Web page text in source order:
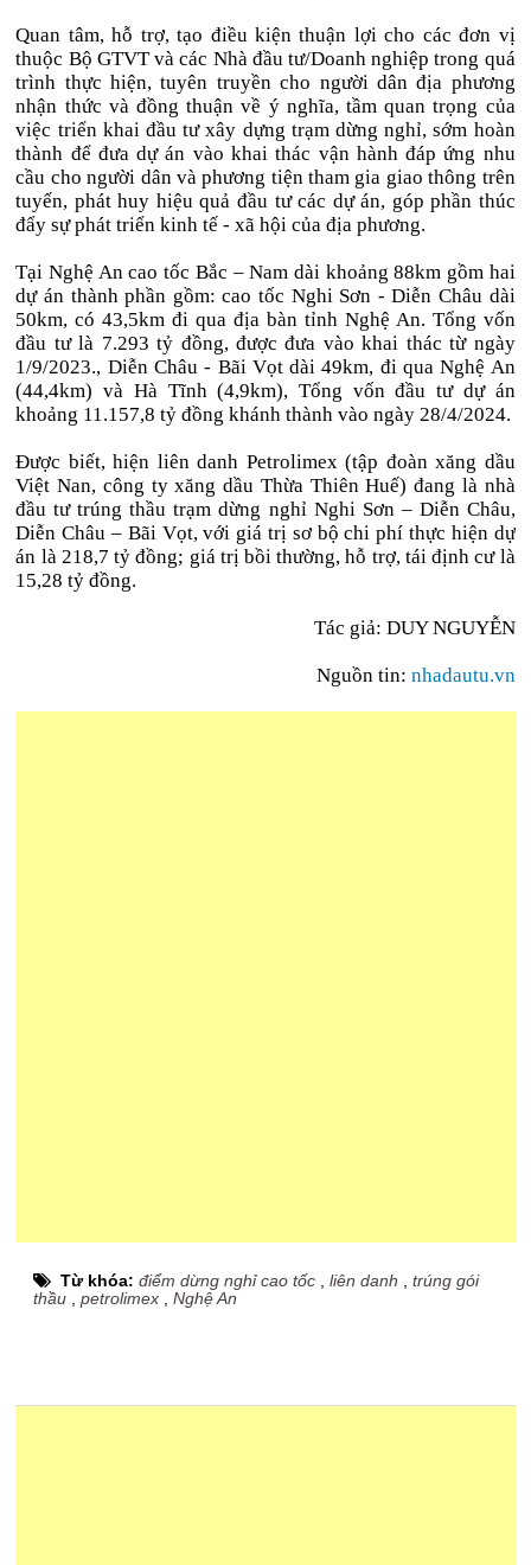
Quan tâm, hỗ trợ, tạo điều kiện thuận lợi cho các đơn vị
thuộc Bộ GTVT và các Nhà đầu tư/Doanh nghiệp trong quá
trình thực hiện, tuyên truyền cho người dân địa phương
nhận thức và đồng thuận về ý nghĩa, tầm quan trọng của
việc triển khai đầu tư xây dựng trạm dừng nghỉ, sớm hoàn
thành để đưa dự án vào khai thác vận hành đáp ứng nhu
cầu cho người dân và phương tiện tham gia giao thông trên
tuyến, phát huy hiệu quả đầu tư các dự án, góp phần thúc
đẩy sự phát triển kinh tế - xã hội của địa phương.
Tại Nghệ An cao tốc Bắc – Nam dài khoảng 88km gồm hai
dự án thành phần gồm: cao tốc Nghi Sơn - Diễn Châu dài
50km, có 43,5km đi qua địa bàn tỉnh Nghệ An. Tổng vốn
đầu tư là 7.293 tỷ đồng, được đưa vào khai thác từ ngày
1/9/2023., Diễn Châu - Bãi Vọt dài 49km, đi qua Nghệ An
(44,4km) và Hà Tĩnh (4,9km), Tổng vốn đầu tư dự án
khoảng 11.157,8 tỷ đồng khánh thành vào ngày 28/4/2024.
Được biết, hiện liên danh Petrolimex (tập đoàn xăng dầu
Việt Nan, công ty xăng dầu Thừa Thiên Huế) đang là nhà
đầu tư trúng thầu trạm dừng nghỉ Nghi Sơn – Diễn Châu,
Diễn Châu – Bãi Vọt, với giá trị sơ bộ chi phí thực hiện dự
án là 218,7 tỷ đồng; giá trị bồi thường, hỗ trợ, tái định cư là
15,28 tỷ đồng.
Tác giả: DUY NGUYỄN
Nguồn tin: nhadautu.vn
Từ khóa:điểm dừng nghỉ cao tốc ,liên danh ,trúng gói
thầu ,petrolimex ,Nghệ An